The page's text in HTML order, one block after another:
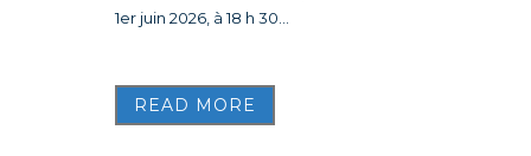
1er juin 2026, à 18 h 30...
READ MORE